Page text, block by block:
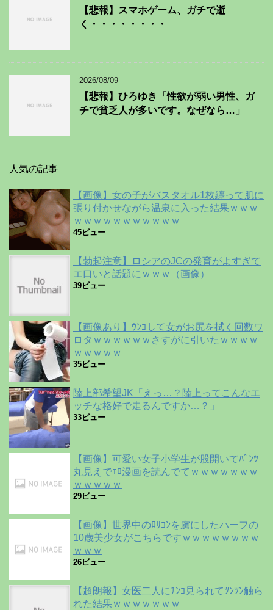
【悲報】スマホゲーム、ガチで逝
く・・・・・・・・
2026/08/09
【悲報】ひろゆき「性欲が弱い男性、ガ
チで貧乏人が多いです。なぜなら…」
人気の記事
【画像】女の子がバスタオル1枚纏って肌に
張り付かせながら温泉に入った結果ｗｗｗ
ｗｗｗｗｗｗｗｗｗｗｗ
45ビュー
【勃起注意】ロシアのJCの発育がよすぎて
エ口いと話題にｗｗｗ（画像）
39ビュー
【画像あり】ｳﾝｺして女がお尻を拭く回数ワ
ロタｗｗｗｗｗｗさすがに引いたｗｗｗｗ
ｗｗｗｗｗ
35ビュー
陸上部希望JK「えっ…？陸上ってこんなエ
ッチな格好で走るんですか…？」
33ビュー
【画像】可愛い女子小学生が股開いてﾊﾟﾝﾂ
丸見えでｴﾛ漫画を読んでてｗｗｗｗｗｗｗ
ｗｗｗｗｗ
29ビュー
【画像】世界中のﾛﾘｺﾝを虜にしたハーフの
10歳美少女がこちらですｗｗｗｗｗｗｗｗ
ｗｗｗ
26ビュー
【超朗報】女医二人にﾁﾝｺ見られてﾂﾝﾂﾝ触ら
れた結果ｗｗｗｗｗｗｗ